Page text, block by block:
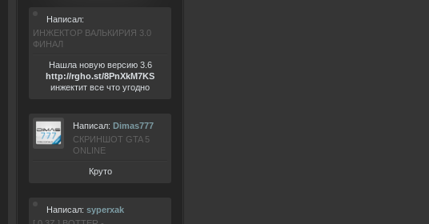
Написал:
ИНЖЕКТОР ВАЛЬКИРИЯ 3.0
ФИНАЛ
Нашла новую версию 3.6
http://rgho.st/8PnXkM7KS
инжектит все что угодно
Написал: Dimas777
СКРИНШОТ GTA 5
ONLINE
Круто
Написал: syperxak